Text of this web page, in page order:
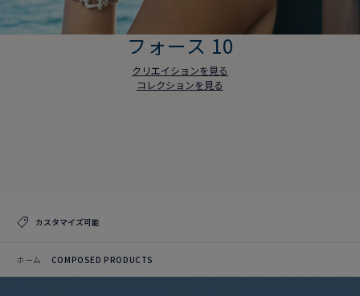
フォース 10
クリエイションを見る
コレクションを見る
カスタマイズ可能
ホーム COMPOSED PRODUCTS